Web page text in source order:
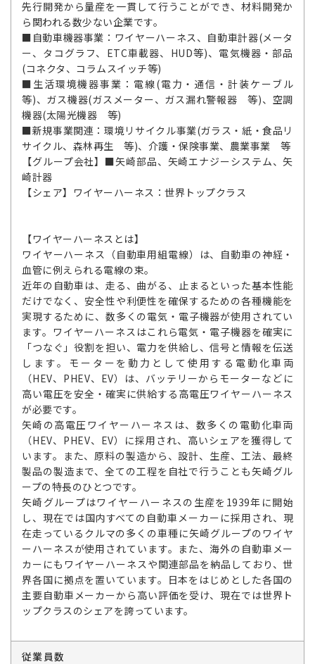
先行開発から量産を一貫して行うことができ、材料開発か
ら関われる数少ない企業です。
■自動車機器事業：ワイヤーハーネス、自動車計器(メータ
ー、タコグラフ、ETC車載器、HUD等)、電気機器・部品
(コネクタ、コラムスイッチ等)
■生活環境機器事業：電線(電力・通信・計装ケーブル
等)、ガス機器(ガスメーター、ガス漏れ警報器 等)、空調
機器(太陽光機器 等)
■新規事業関連：環境リサイクル事業(ガラス・紙・食品リ
サイクル、森林再生 等)、介護・保険事業、農業事業 等
【グループ会社】■矢崎部品、矢崎エナジーシステム、矢
崎計器
【シェア】ワイヤーハーネス：世界トップクラス
【ワイヤーハーネスとは】
ワイヤーハーネス（自動車用組電線）は、自動車の神経・
血管に例えられる電線の束。
近年の自動車は、走る、曲がる、止まるといった基本性能
だけでなく、安全性や利便性を確保するための各種機能を
実現するために、数多くの電気・電子機器が使用されてい
ます。ワイヤーハーネスはこれら電気・電子機器を確実に
「つなぐ」役割を担い、電力を供給し、信号と情報を伝送
します。モーターを動力として使用する電動化車両
（HEV、PHEV、EV）は、バッテリーからモーターなどに
高い電圧を安全・確実に供給する高電圧ワイヤーハーネス
が必要です。
矢崎の高電圧ワイヤーハーネスは、数多くの電動化車両
（HEV、PHEV、EV）に採用され、高いシェアを獲得して
います。また、原料の製造から、設計、生産、工法、最終
製品の製造まで、全ての工程を自社で行うことも矢崎グル
ープの特長のひとつです。
矢崎グループはワイヤーハーネスの生産を1939年に開始
し、現在では国内すべての自動車メーカーに採用され、現
在走っているクルマの多くの車種に矢崎グループのワイヤ
ーハーネスが使用されています。また、海外の自動車メー
カーにもワイヤーハーネスや関連部品を納品しており、世
界各国に拠点を置いています。日本をはじめとした各国の
主要自動車メーカーから高い評価を受け、現在では世界ト
ップクラスのシェアを誇っています。
従業員数